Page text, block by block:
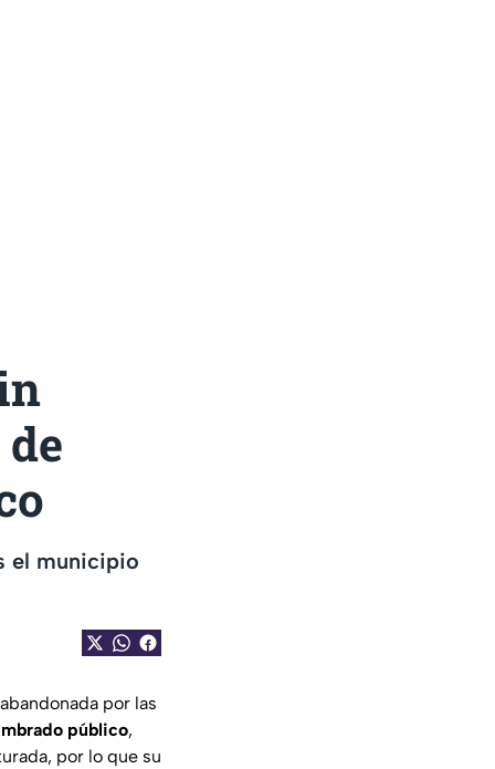
el municipio
por las
público,
por lo que su